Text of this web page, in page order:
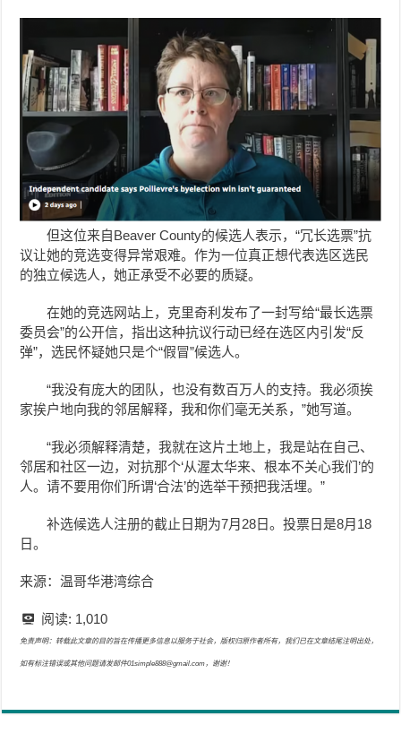
但这位来自Beaver County的候选人表示，“冗长选票”抗
议让她的竞选变得异常艰难。作为一位真正想代表选区选民
的独立候选人，她正承受不必要的质疑。
在她的竞选网站上，克里奇利发布了一封写给“最长选票
委员会”的公开信，指出这种抗议行动已经在选区内引发“反
弹”，选民怀疑她只是个“假冒”候选人。
“我没有庞大的团队，也没有数百万人的支持。我必须挨
家挨户地向我的邻居解释，我和你们毫无关系，”她写道。
“我必须解释清楚，我就在这片土地上，我是站在自己、
邻居和社区一边，对抗那个‘从渥太华来、根本不关心我们’的
人。请不要用你们所谓‘合法’的选举干预把我活埋。”
补选候选人注册的截止日期为7月28日。投票日是8月18
日。
来源：温哥华港湾综合
阅读: 1,010
免责声明：转载此文章的目的旨在传播更多信息以服务于社会，版权归原作者所有，我们已在文章结尾注明出处，
如有标注错误或其他问题请发邮件01simple888@gmail.com，谢谢！